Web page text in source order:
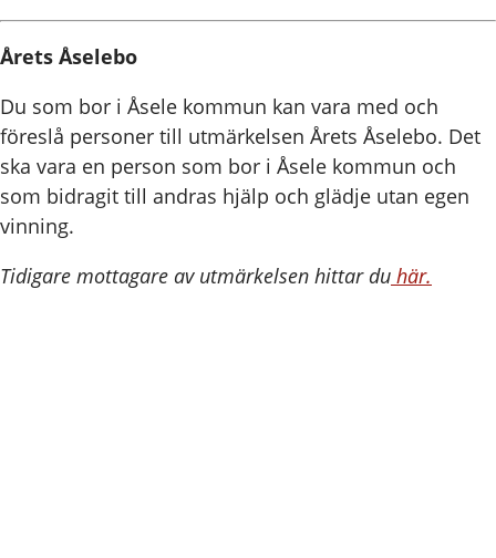
Årets Åselebo
Du som bor i Åsele kommun kan vara med och
föreslå personer till utmärkelsen Årets Åselebo. Det
ska vara en person som bor i Åsele kommun och
som bidragit till andras hjälp och glädje utan egen
vinning.
Tidigare mottagare av utmärkelsen hittar du här.